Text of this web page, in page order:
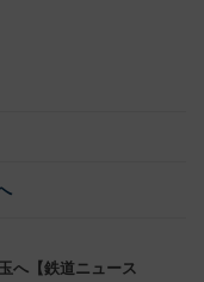
へ【鉄道ニュース